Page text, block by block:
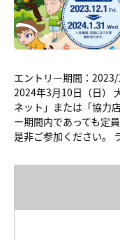
エントリ―期間：2023/
2024年3月10日（日）
ネット」または「協力
ー期間内であっても定
是非ご参加ください。